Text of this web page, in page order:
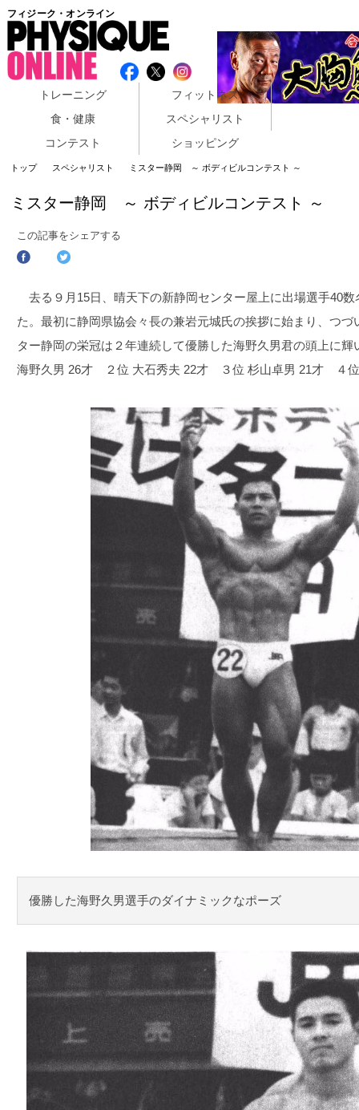
フィジーク・オンライン
トレーニング
フィットネス
食・健康
スペシャリスト
コンテスト
ショッピング
トップ スペシャリスト ミスター静岡 ～ ボディビルコンテスト ～
ミスター静岡 ～ ボディビルコンテスト ～
この記事をシェアする
去る９月15日、晴天下の新静岡センター屋上に出場選手40
た。最初に静岡県協会々長の兼岩元城氏の挨拶に始まり、つ
ター静岡の栄冠は２年連続して優勝した海野久男君の頭上に
海野久男 26才 ２位 大石秀夫 22才 ３位 杉山卓男 21才 ４位
優勝した海野久男選手のダイナミックなポーズ